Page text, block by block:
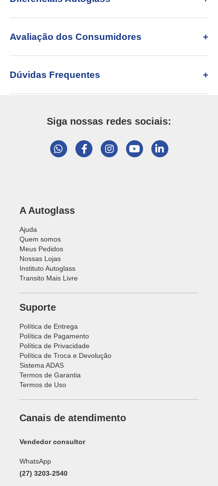
Avaliação dos Consumidores
Dúvidas Frequentes
Siga nossas redes sociais:
A Autoglass
Ajuda
Quem somos
Meus Pedidos
Nossas Lojas
Instituto Autoglass
Transito Mais Livre
Suporte
Política de Entrega
Política de Pagamento
Política de Privacidade
Política de Troca e Devolução
Sistema ADAS
Termos de Garantia
Termos de Uso
Canais de atendimento
Vendedor consultor
WhatsApp
(27) 3203-2540